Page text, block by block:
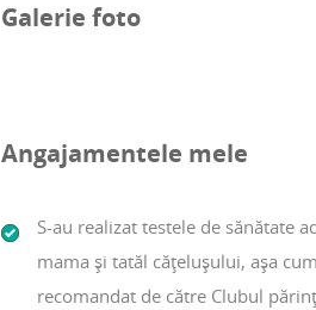
Galerie foto
Angajamentele mele
S-au realizat testele de sănătate
mama și tatăl cățelușului, așa
recomandat de către Clubul